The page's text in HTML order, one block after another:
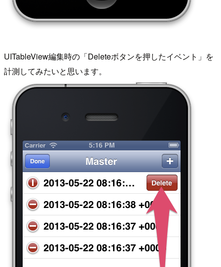
UITableView編集時の「Deleteボタンを押したイベント」を
計測してみたいと思います。